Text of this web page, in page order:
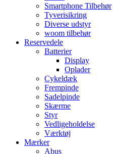
Smartphone Tilbehør
Tyverisikring
Diverse udstyr
woom tilbehør
Reservedele
Batterier
Display
Oplader
Cykeldæk
Frempinde
Sadelpinde
Skærme
Styr
Vedligeholdelse
Værktøj
Mærker
Abus